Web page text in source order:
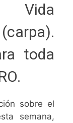
Vida
toda
sobre el
semana,